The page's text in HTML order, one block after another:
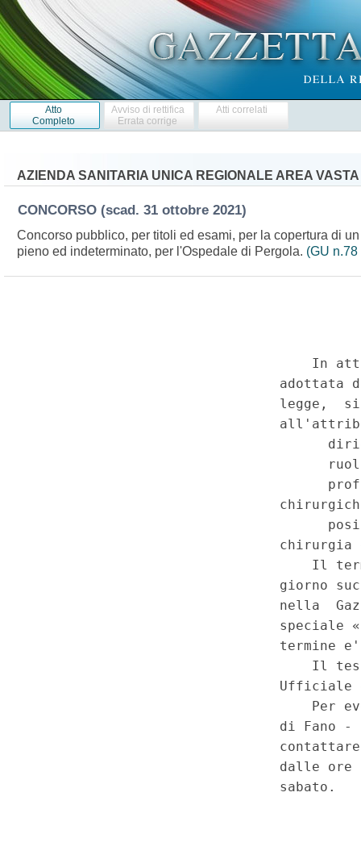
Atto
Completo
Avviso di rettifica
Errata corrige
Atti correlati
AZIENDA SANITARIA UNICA REGIONALE AREA VASTA
CONCORSO (scad. 31 ottobre 2021)
Concorso pubblico, per titoli ed esami, per la copertura di
pieno ed indeterminato, per l'Ospedale di Pergola. (GU